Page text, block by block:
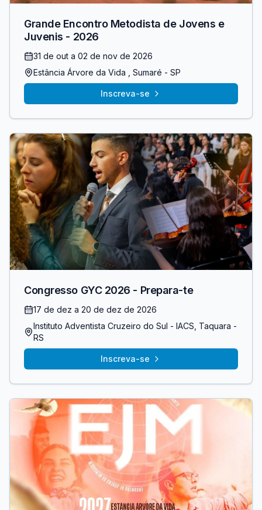
Grande Encontro Metodista de Jovens e
Juvenis - 2026
31 de out a 02 de nov de 2026
Estância Árvore da Vida
, Sumaré - SP
Inscreva-se
Congresso GYC 2026 - Prepara-te
17 de dez a 20 de dez de 2026
Instituto Adventista Cruzeiro do Sul - IACS , Taquara -
RS
Inscreva-se